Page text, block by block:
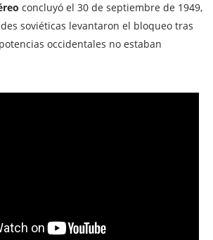
concluyó el 30 de septiembre de 1949,
soviéticas levantaron el bloqueo tras
occidentales no estaban